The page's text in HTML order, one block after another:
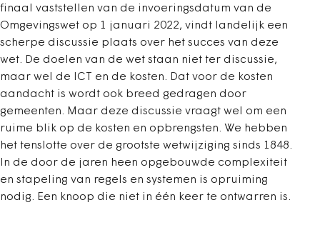
finaal vaststellen van de invoeringsdatum van de
Omgevingswet op 1 januari 2022, vindt landelijk een
scherpe discussie plaats over het succes van deze
wet. De doelen van de wet staan niet ter discussie,
maar wel de ICT en de kosten. Dat voor de kosten
aandacht is wordt ook breed gedragen door
gemeenten. Maar deze discussie vraagt wel om een
ruime blik op de kosten en opbrengsten. We hebben
het tenslotte over de grootste wetwijziging sinds 1848.
In de door de jaren heen opgebouwde complexiteit
en stapeling van regels en systemen is opruiming
nodig. Een knoop die niet in één keer te ontwarren is.